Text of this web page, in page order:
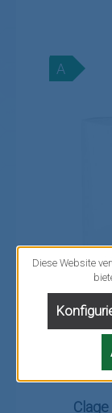
A
Clage
Diese Website